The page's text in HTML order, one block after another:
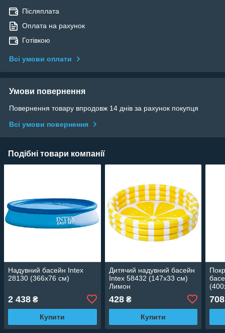
Післяплата
Оплата на рахунок
Готівкою
Всі умови оплати
Умови повернення
Повернення товару впродовж 14 днів за рахунок покупця
Всі умови повернення
Подібні товари компанії
Надувний басейн Intex
28130 (366х76 см)
2 438 ₴
Купити
Дитячий надувний басейн
Intex 58432 (147x33 см)
Лимон
428₴
Купити
708